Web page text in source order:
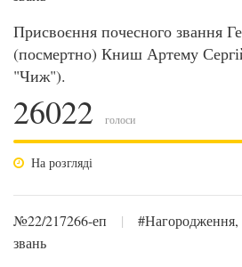
Присвоєння почесного звання
(посмертно) Книш Артему
"Чиж").
26022 голоси
На розгляді
№22/217266-еп |
#Нагородження,
звань